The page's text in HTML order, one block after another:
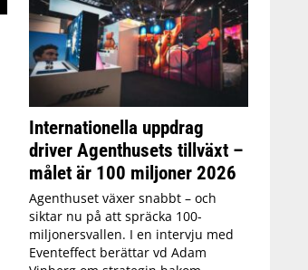
Internationella uppdrag
driver Agenthusets tillväxt –
målet är 100 miljoner 2026
Agenthuset växer snabbt – och
siktar nu på att spräcka 100-
miljonersvallen. I en intervju med
Eventeffect berättar vd Adam